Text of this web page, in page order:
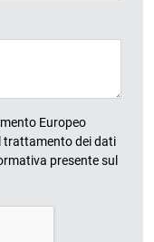
Europeo
trattamento dei dati
presente sul